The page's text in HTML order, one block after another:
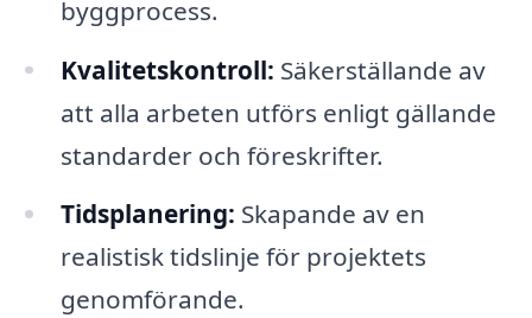
byggprocess.
Kvalitetskontroll: Säkerställande av
att alla arbeten utförs enligt gällande
standarder och föreskrifter.
Tidsplanering: Skapande av en
realistisk tidslinje för projektets
genomförande.